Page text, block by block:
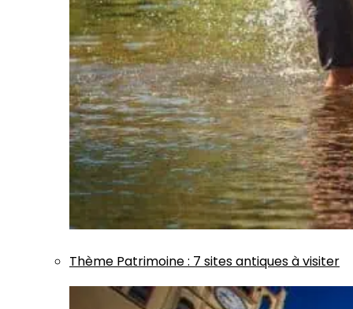
Thème Patrimoine: 7 sites antiques à visiter